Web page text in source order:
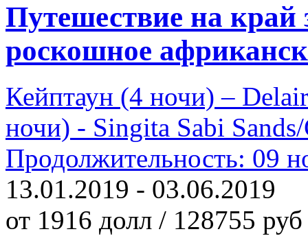
Путешествие на
роскошное
Кейптаун (4 ночи) –
ночи) - Singita Sabi
Продолжительность: 09
13.01.2019 - 03.06.2019
от 1916 долл / 128755 руб